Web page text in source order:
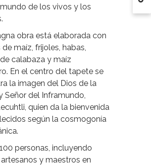
de los vivos y los
obra está elaborada con
maíz, frijoles, habas,
calabaza y maíz
En el centro del tapete se
la imagen del Dios de la
Señor del Inframundo,
quien da la bienvenida
según la cosmogonía
personas, incluyendo
y maestros en